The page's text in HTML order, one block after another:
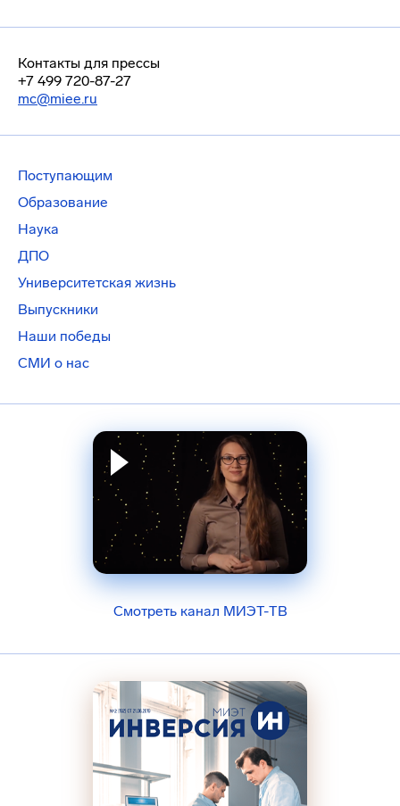
Контакты для прессы
+7 499 720-87-27
mc@miee.ru
Поступающим
Образование
Наука
ДПО
Университетская жизнь
Выпускники
Наши победы
СМИ о нас
Смотреть канал МИЭТ-ТВ